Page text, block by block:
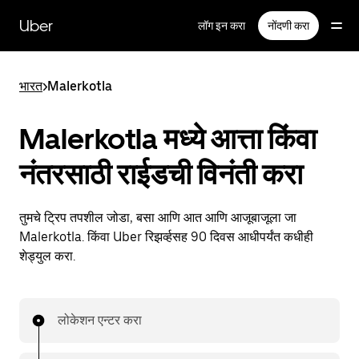
सामग्रीवरUber लॉग इन करा नोंदणी करा
भारत>Malerkotla
Malerkotla मध्ये आत्ता किंवा
नंतरसाठी राईडची विनंती करा
तुमचे ट्रिप तपशील जोडा, बसा आणि आत आणि आजूबाजूला जा
Malerkotla. किंवा Uber रिझर्व्हसह 90 दिवस आधीपर्यंत कधीही
शेड्युल करा.
लोकेशन एन्टर करा